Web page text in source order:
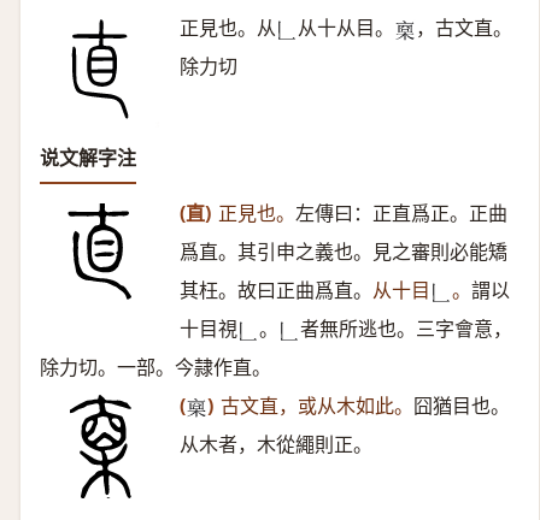
正見也。从𠃊从十从目。 𣖇 ，古文直。
除力切
说文解字注
(直) 正見也。 左傳曰：正直爲正。正曲
爲直。其引申之義也。見之審則必能矯
其枉。故曰正曲爲直。 从十目𠃊。 謂以
十目視𠃊。 𠃊者無所逃也。三字會意，
除力切。一部。今隷作直。
(𣖇 ) 古文直，或从木如此。 囧猶目也。
从木者，木從繩則正。